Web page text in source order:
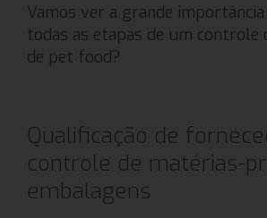
Vamos ver a grande importância
todas as etapas de um controle
de pet food?
Qualificação de
controle de matérias-
embalagens